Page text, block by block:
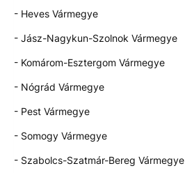
- Heves Vármegye
- Jász-Nagykun-Szolnok Vármegye
- Komárom-Esztergom Vármegye
- Nógrád Vármegye
- Pest Vármegye
- Somogy Vármegye
- Szabolcs-Szatmár-Bereg Vármegye